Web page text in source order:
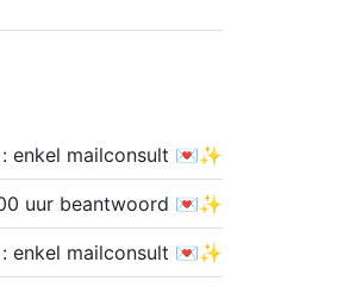
enkel mailconsult 💌✨
uur beantwoord 💌✨
enkel mailconsult 💌✨